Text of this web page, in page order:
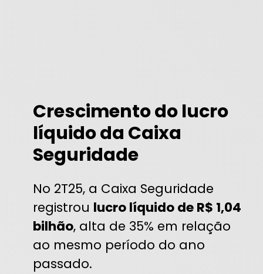
No 2T25, a Caixa Seguridade
registrou lucro líquido de R$ 1,04
bilhão, alta de 35% em relação
ao mesmo período do ano
passado.
Crescimento do lucro
líquido da Caixa
Seguridade